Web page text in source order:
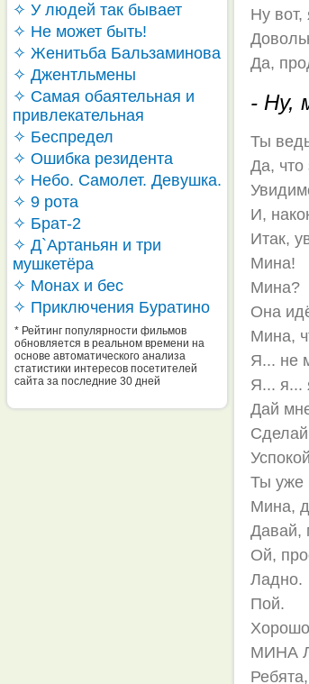
✧ У людей так бывает
✧ Не может быть!
✧ Женитьба Бальзаминова
✧ Джентльмены
✧ Самая обаятельная и
привлекательная
✧ Беспредел
✧ Ошибка резидента
✧ Небо. Самолет. Девушка.
✧ 9 рота
✧ Брат-2
✧ Д`Артаньян и три
мушкетёра
✧ Монах и бес
✧ Приключения Буратино
* Рейтинг популярности фильмов
обновляется в реальном времени на
основе автоматического анализа
статистики интересов посетителей
сайта за последние 30 дней
Ну вот,
Да,
- Ну,
Ты
Да, что
И,
Итак,
Мина!
Мина?
Она
Мина,
Я... не
Я... я...
Дай
Сделай
Ты уже
Мина,
Давай,
Ой,
Ладно.
Пой.
МИНА